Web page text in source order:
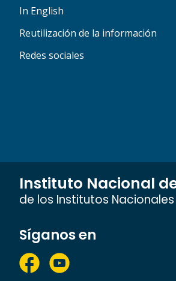
In English
Reutilización de la información
Redes sociales
Instituto Nacional
de los Institutos
Síganos en